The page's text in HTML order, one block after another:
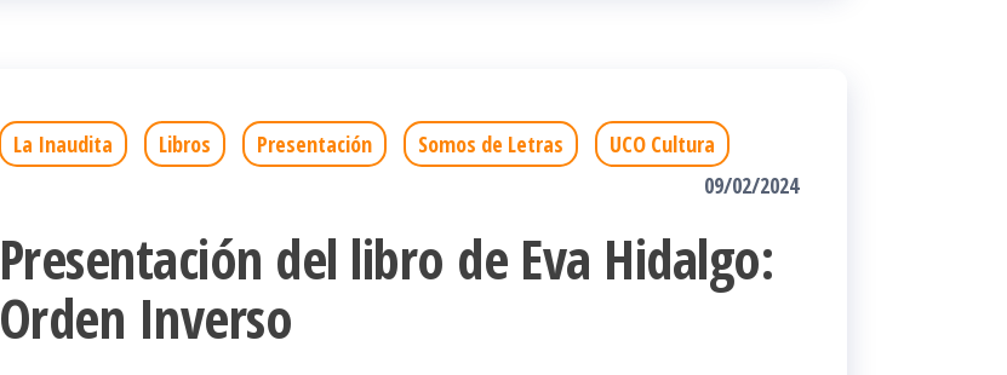
La Inaudita Libros Presentación Somos de Letras
UCO Cultura
09/02/2024
Presentación del libro de Eva Hidalgo:
Orden Inverso